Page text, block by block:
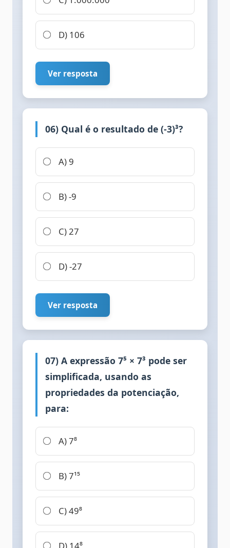
D) 106
Ver resposta
06) Qual é o resultado de (-3)³?
A) 9
B) -9
C) 27
D) -27
Ver resposta
07) A expressão 7⁵ × 7³ pode ser
simplificada, usando as
propriedades da potenciação,
para:
A) 7⁸
B) 7¹⁵
C) 49⁸
D) 14⁸